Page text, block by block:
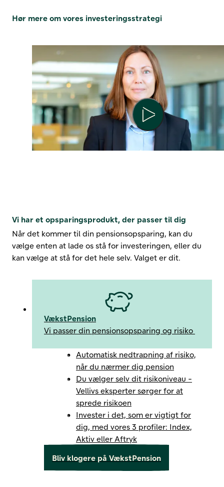
Hør mere om vores investeringsstrategi
Afspil
Vi har et opsparingsprodukt, der passer til dig
Når det kommer til din pensionsopsparing, kan du
vælge enten at lade os stå for investeringen, eller du
kan vælge at stå for det hele selv. Valget er dit.
VækstPension
Vi passer din pensionsopsparing og risiko
Automatisk nedtrapning af risiko,
når du nærmer dig pension
Du vælger selv dit risikoniveau -
Vellivs eksperter sørger for at
sprede risikoen
Invester i det, som er vigtigt for
dig, med vores 3 profiler: Index,
Aktiv eller Aftryk
Bliv klogere på VækstPension